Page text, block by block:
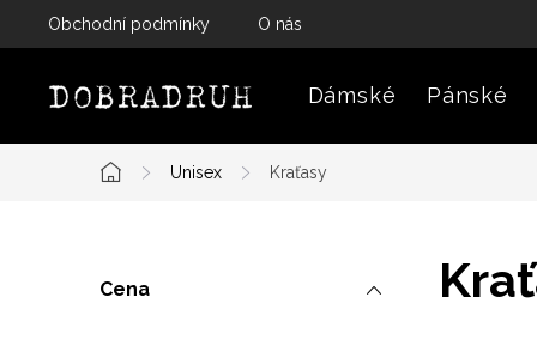
Obchodní podmínky O nás
Dámské Pánské
Domů
Unisex Kraťasy
P
Cena